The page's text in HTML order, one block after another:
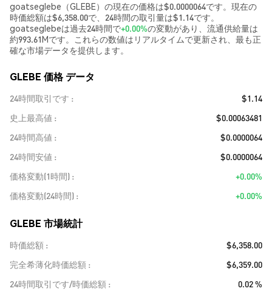
goatseglebe（GLEBE）の現在の価格は$0.0000064です。現在の
時価総額は$6,358.00で、24時間の取引量は$1.14です。
goatseglebeは過去24時間で+0.00%の変動があり、流通供給量は
約993.61Mです。これらの数値はリアルタイムで更新され、最も正
確な市場データを提供します。
GLEBE 価格 データ
24時間取引です
$1.14
史上最高値
$0.00063481
24時間高値
$0.0000064
24時間安値
$0.0000064
価格変動(1時間)
+0.00%
価格変動(24時間)
+0.00%
GLEBE 市場統計
時価総額
$6,358.00
完全希薄化時価総額
$6,359.00
24時間取引です/時価総額
0.02 %